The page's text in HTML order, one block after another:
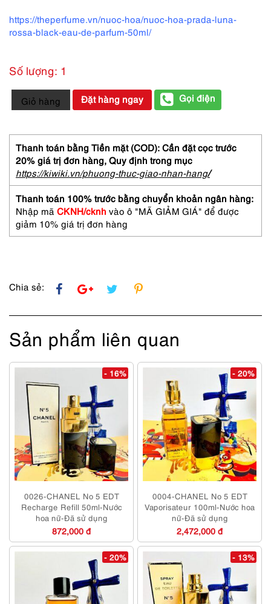
https://theperfume.vn/nuoc-hoa/nuoc-hoa-prada-luna-
rossa-black-eau-de-parfum-50ml/
Số lượng: 1
2901-
PRADA
Luna
Rossa
EDP
50ml-
Nước
hoa
nam-
Đã
sử
lượng
Giỏ hàng Đặt hàng ngay Gọi điện
Thanh toán bằng Tiền mặt (COD): Cần đặt cọc trước
20% giá trị đơn hàng, Quy định trong mục
https://kiwiki.vn/phuong-thuc-giao-nhan-hang/
Thanh toán 100% trước bằng chuyển khoản ngân hàng:
Nhập mã CKNH/cknh vào ô "MÃ GIẢM GIÁ" để được
giảm 10% giá trị đơn hàng
Chia sẻ:
Sản phẩm liên quan
- 16%
0026-CHANEL No 5 EDT
Recharge Refill 50ml-Nước
hoa nữ-Đã sử dụng
872,000 đ
- 20%
0004-CHANEL No 5 EDT
Vaporisateur 100ml-Nước hoa
nữ-Đã sử dụng
2,472,000 đ
- 20% - 13%